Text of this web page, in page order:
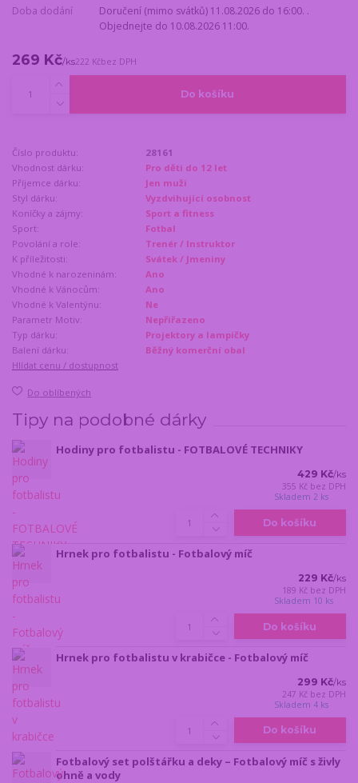
Doba dodání
Doručení (mimo svátků) 11.08.2026 do 16:00. .
Objednejte do 10.08.2026 11:00.
269 Kč/ks222 Kčbez DPH
Do košíku
Číslo produktu:
28161
Vhodnost dárku:
Pro děti do 12 let
Příjemce dárku:
Jen muži
Styl dárku:
Vyzdvihující osobnost
Koníčky a zájmy:
Sport a fitness
Sport:
Fotbal
Povolání a role:
Trenér / Instruktor
K příležitosti:
Svátek / Jmeniny
Vhodné k narozeninám:
Ano
Vhodné k Vánocům:
Ano
Vhodné k Valentýnu:
Ne
Parametr Motiv:
Nepřiřazeno
Typ dárku:
Projektory a lampičky
Balení dárku:
Běžný komerční obal
Hlídat cenu / dostupnost
Do oblíbených
Tipy na podobné dárky
Hodiny pro fotbalistu - FOTBALOVÉ TECHNIKY
429 Kč/ks
355 Kč bez DPH
Skladem 2 ks
Do košíku
Hrnek pro fotbalistu - Fotbalový míč
229 Kč/ks
189 Kč bez DPH
Skladem 10 ks
Do košíku
Hrnek pro fotbalistu v krabičce - Fotbalový míč
299 Kč/ks
247 Kč bez DPH
Skladem 4 ks
Do košíku
Fotbalový set polštářku a deky – Fotbalový míč s živly
ohně a vody